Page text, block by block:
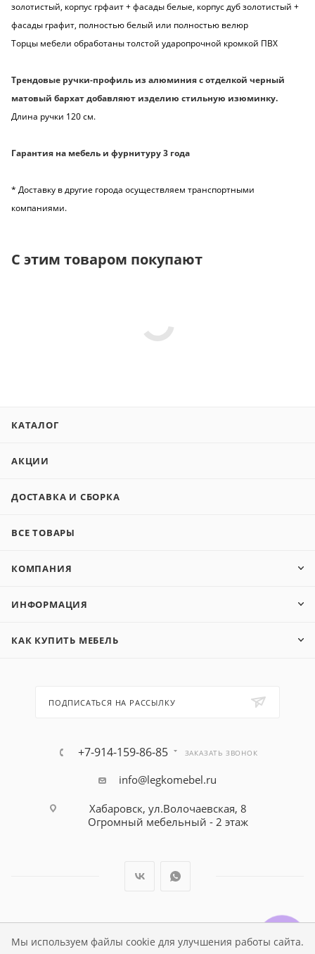
Мы используем файлы cookie для улучшения работы сайта.
золотистый, корпус грфаит + фасады белые, корпус дуб золотистый +
фасады графит, полностью белый или полностью велюр
Торцы мебели обработаны толстой ударопрочной кромкой ПВХ
Трендовые ручки-профиль из алюминия с отделкой черный
матовый бархат добавляют изделию стильную изюминку.
Длина ручки 120 см.
Гарантия на мебель и фурнитуру 3 года
* Доставку в другие города осуществляем транспортными
компаниями.
С этим товаром покупают
КАТАЛОГ
АКЦИИ
ДОСТАВКА И СБОРКА
ВСЕ ТОВАРЫ
КОМПАНИЯ
ИНФОРМАЦИЯ
КАК КУПИТЬ МЕБЕЛЬ
ПОДПИСАТЬСЯ НА РАССЫЛКУ
+7-914-159-86-85 ЗАКАЗАТЬ ЗВОНОК
info@legkomebel.ru
Хабаровск, ул.Волочаевская, 8
Огромный мебельный - 2 этаж